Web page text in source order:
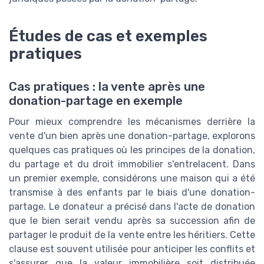
Études de cas et exemples
pratiques
Cas pratiques : la vente après une
donation-partage en exemple
Pour mieux comprendre les mécanismes derrière la
vente d'un bien après une donation-partage, explorons
quelques cas pratiques où les principes de la donation,
du partage et du droit immobilier s'entrelacent. Dans
un premier exemple, considérons une maison qui a été
transmise à des enfants par le biais d'une donation-
partage. Le donateur a précisé dans l'acte de donation
que le bien serait vendu après sa succession afin de
partager le produit de la vente entre les héritiers. Cette
clause est souvent utilisée pour anticiper les conflits et